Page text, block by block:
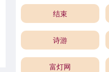
结束
诗游
富灯网